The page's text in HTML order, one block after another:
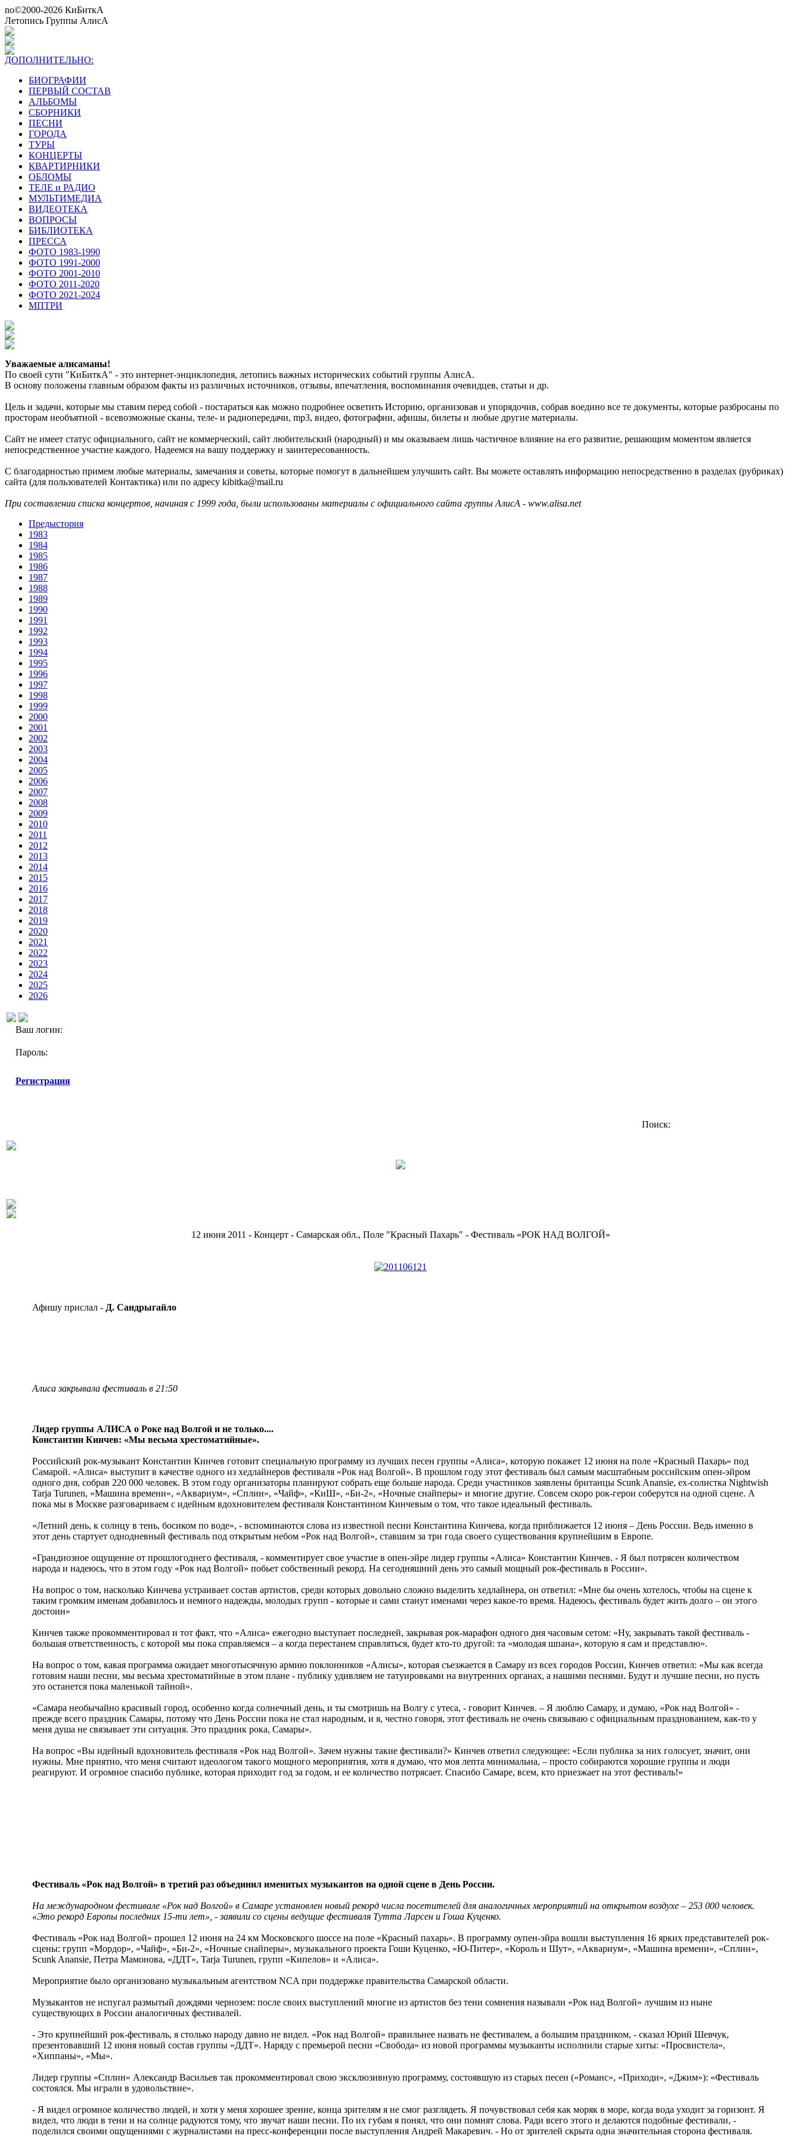
no©2000-2026 КиБиткА
Летопись Группы АлисА
ДОПОЛНИТЕЛЬНО:
БИОГРАФИИ
ПЕРВЫЙ СОСТАВ
АЛЬБОМЫ
СБОРНИКИ
ПЕСНИ
ГОРОДА
ТУРЫ
КОНЦЕРТЫ
КВАРТИРНИКИ
ОБЛОМЫ
ТЕЛЕ и РАДИО
МУЛЬТИМЕДИА
ВИДЕОТЕКА
ВОПРОСЫ
БИБЛИОТЕКА
ПРЕССА
ФОТО 1983-1990
ФОТО 1991-2000
ФОТО 2001-2010
ФОТО 2011-2020
ФОТО 2021-2024
МПТРИ
Уважаемые алисаманы!
По своей сути "КиБиткА" - это интернет-энциклопедия, летопись важных исторических событий группы АлисА.
В основу положены главным образом факты из различных источников, отзывы, впечатления, воспоминания очевидцев, статьи и др.
Цель и задачи, которые мы ставим перед собой - постараться как можно подробнее осветить Историю, организовав и упорядочив, собрав воедино все те документы, которые разбросаны по
просторам необъятной - всевозможные сканы, теле- и радиопередачи, mp3, видео, фотографии, афишы, билеты и любые другие материалы.
Сайт не имеет статус официального, сайт не коммерческий, сайт любительский (народный) и мы оказываем лишь частичное влияние на его развитие, решающим моментом является
непосредственное участие каждого. Надеемся на вашу поддержку и заинтересованность.
С благодарностью примем любые материалы, замечания и советы, которые помогут в дальнейшем улучшить сайт. Вы можете оставлять информацию непосредственно в разделах (рубриках)
сайта (для пользователей Контактика) или по адресу kibitka@mail.ru
При составлении списка концертов, начиная с 1999 года, были использованы материалы с официального сайта группы АлисА - www.alisa.net
Предыстория
1983
1984
1985
1986
1987
1988
1989
1990
1991
1992
1993
1994
1995
1996
1997
1998
1999
2000
2001
2002
2003
2004
2005
2006
2007
2008
2009
2010
2011
2012
2013
2014
2015
2016
2017
2018
2019
2020
2021
2022
2023
2024
2025
2026
Ваш логин:
Пароль:
Регистрация
Поиск:
12 июня 2011 - Концерт - Самарская обл., Поле "Красный Пахарь" - Фестиваль «РОК НАД ВОЛГОЙ»
Афишу прислал - Д. Сандрыгайло
Алиса закрывала фестиваль в 21:50
Лидер группы АЛИСА о Роке над Волгой и не только....
Константин Кинчев: «Мы весьма хрестоматийные».
Российский рок-музыкант Константин Кинчев готовит специальную программу из лучших песен группы «Алиса», которую покажет 12 июня на поле «Красный Пахарь» под
Самарой. «Алиса» выступит в качестве одного из хедлайнеров фестиваля «Рок над Волгой». В прошлом году этот фестиваль был самым масштабным российским опен-эйром
одного дня, собрав 220 000 человек. В этом году организаторы планируют собрать еще больше народа. Среди участников заявлены британцы Scunk Anansie, ex-солистка Nightwish
Tarja Turunen, «Машина времени», «Аквариум», «Сплин», «Чайф», «КиШ», «Би-2», «Ночные снайперы» и многие другие. Совсем скоро рок-герои соберутся на одной сцене. А
пока мы в Москве разговариваем с идейным вдохновителем фестиваля Константином Кинчевым о том, что такое идеальный фестиваль.
«Летний день, к солнцу в тень, босиком по воде», - вспоминаются слова из известной песни Константина Кинчева, когда приближается 12 июня – День России. Ведь именно в
этот день стартует однодневный фестиваль под открытым небом «Рок над Волгой», ставшим за три года своего существования крупнейшим в Европе.
«Грандиозное ощущение от прошлогоднего фестиваля, - комментирует свое участие в опен-эйре лидер группы «Алиса» Константин Кинчев. - Я был потрясен количеством
народа и надеюсь, что в этом году «Рок над Волгой» побьет собственный рекорд. На сегодняшний день это самый мощный рок-фестиваль в России».
На вопрос о том, насколько Кинчева устраивает состав артистов, среди которых довольно сложно выделить хедлайнера, он ответил: «Мне бы очень хотелось, чтобы на сцене к
таким громким именам добавилось и немного надежды, молодых групп - которые и сами станут именами через какое-то время. Надеюсь, фестиваль будет жить долго – он этого
достоин»
Кинчев также прокомментировал и тот факт, что «Алиса» ежегодно выступает последней, закрывая рок-марафон одного дня часовым сетом: «Ну, закрывать такой фестиваль -
большая ответственность, с которой мы пока справляемся – а когда перестанем справляться, будет кто-то другой: та «молодая шпана», которую я сам и представлю».
На вопрос о том, какая программа ожидает многотысячную армию поклонников «Алисы», которая съезжается в Самару из всех городов России, Кинчев ответил: «Мы как всегда
готовим наши песни, мы весьма хрестоматийные в этом плане - публику удивляем не татуировками на внутренних органах, а нашими песнями. Будут и лучшие песни, но пусть
это останется пока маленькой тайной».
«Самара необычайно красивый город, особенно когда солнечный день, и ты смотришь на Волгу с утеса, - говорит Кинчев. – Я люблю Самару, и думаю, «Рок над Волгой» -
прежде всего праздник Самары, потому что День России пока не стал народным, и я, честно говоря, этот фестиваль не очень связываю с официальным празднованием, как-то у
меня душа не связывает эти ситуация. Это праздник рока, Самары».
На вопрос «Вы идейный вдохновитель фестиваля «Рок над Волгой». Зачем нужны такие фестивали?» Кинчев ответил следующее: «Если публика за них голосует, значит, они
нужны. Мне приятно, что меня считают идеологом такого мощного мероприятия, хотя я думаю, что моя лепта минимальна, – просто собираются хорошие группы и люди
реагируют. И огромное спасибо публике, которая приходит год за годом, и ее количество потрясает. Спасибо Самаре, всем, кто приезжает на этот фестиваль!»
Фестиваль «Рок над Волгой» в третий раз объединил именитых музыкантов на одной сцене в День России.
На международном фестивале «Рок над Волгой» в Самаре установлен новый рекорд числа посетителей для аналогичных мероприятий на открытом воздухе – 253 000 человек.
«Это рекорд Европы последних 15-ти лет», - заявили со сцены ведущие фестиваля Тутта Ларсен и Гоша Куценко.
Фестиваль «Рок над Волгой» прошел 12 июня на 24 км Московского шоссе на поле «Красный пахарь». В программу оупен-эйра вошли выступления 16 ярких представителей рок-
сцены: групп «Мордор», «Чайф», «Би-2», «Ночные снайперы», музыкального проекта Гоши Куценко, «Ю-Питер», «Король и Шут», «Аквариум», «Машина времени», «Сплин»,
Scunk Anansie, Петра Мамонова, «ДДТ», Tarja Turunen, групп «Кипелов» и «Алиса».
Мероприятие было организовано музыкальным агентством NCA при поддержке правительства Самарской области.
Музыкантов не испугал размытый дождями чернозем: после своих выступлений многие из артистов без тени сомнения называли «Рок над Волгой» лучшим из ныне
существующих в России аналогичных фестивалей.
- Это крупнейший рок-фестиваль, я столько народу давно не видел. «Рок над Волгой» правильнее назвать не фестивалем, а большим праздником, - сказал Юрий Шевчук,
презентовавший 12 июня новый состав группы «ДДТ». Наряду с премьерой песни «Свобода» из новой программы музыканты исполнили старые хиты: «Просвистела»,
«Хиппаны», «Мы».
Лидер группы «Сплин» Александр Васильев так прокомментировал свою эксклюзивную программу, состоявшую из старых песен («Романс», «Приходи», «Джим»): «Фестиваль
состоялся. Мы играли в удовольствие».
- Я видел огромное количество людей, и хотя у меня хорошее зрение, конца зрителям я не смог разглядеть. Я почувствовал себя как моряк в море, когда вода уходит за горизонт. Я
видел, что люди в тени и на солнце радуются тому, что звучат наши песни. По их губам я понял, что они помнят слова. Ради всего этого и делаются подобные фестивали, -
поделился своими ощущениями с журналистами на пресс-конференции после выступления Андрей Макаревич. - Но от зрителей скрыта одна значительная сторона фестиваля.